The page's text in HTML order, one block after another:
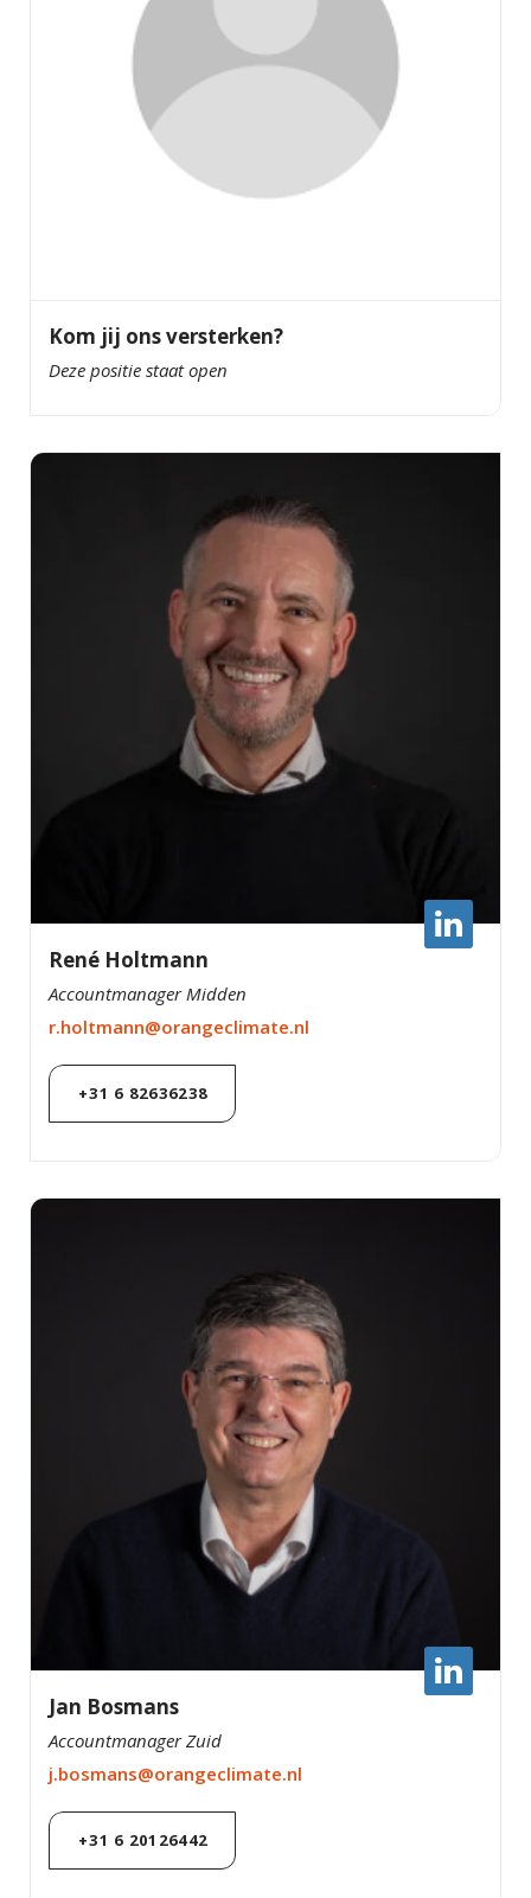
Kom jij ons versterken?
Deze positie staat open
René Holtmann
Accountmanager Midden
r.holtmann@orangeclimate.nl
+31 6 82636238
Jan Bosmans
Accountmanager Zuid
j.bosmans@orangeclimate.nl
+31 6 20126442